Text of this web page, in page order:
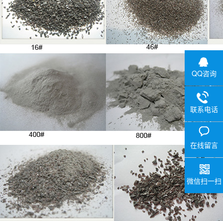
QQ咨询
联系电话
在线留言
微信扫一扫